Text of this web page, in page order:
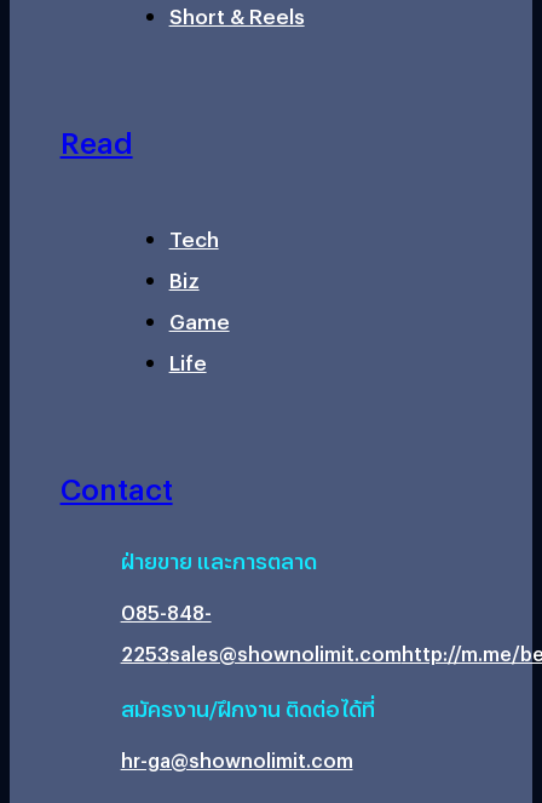
Short & Reels
Read
Tech
Biz
Game
Life
Contact
ฝ่ายขาย และการตลาด
085-848-
2253sales@shownolimit.comhttp://m.me/
สมัครงาน/ฝึกงาน ติดต่อได้ที่
hr-ga@shownolimit.com